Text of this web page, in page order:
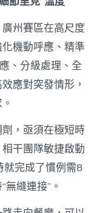
州賽區在高尺度
機動呼應、精準
、分級處理、全
應對突發情形，
，亟須在極短時
干團隊敏捷啟動
完成了慣例需8
縫連接”。